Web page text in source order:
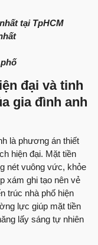
tại TpHCM
đại và tinh
gia đình anh
là phương án thiết
hiện đại. Mặt tiền
nét vuông vức, khỏe
xám ghi tạo nên vẻ
trúc nhà phố hiện
lực giúp mặt tiền
lấy sáng tự nhiên